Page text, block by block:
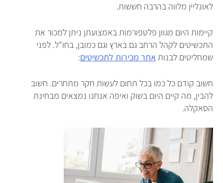
לאונליין מלווה בהרבה חששות.
קיימות היום מגוון פלטפורמות באמצועתן ניתן למכור את
התכשיטים לקהל הרחב גם בארץ וגם כמובן, בחו"ל. לפני
שמחליטים לבנותאתר מכירות לתכשיטים:
חשוב קודם כל כמו בכל תחום לעשות חקר מתחרים. חשוב
להבין, מה קיים היום בשוק ואיפה אנחנו נמצאים מבחינת
הסאקלה.